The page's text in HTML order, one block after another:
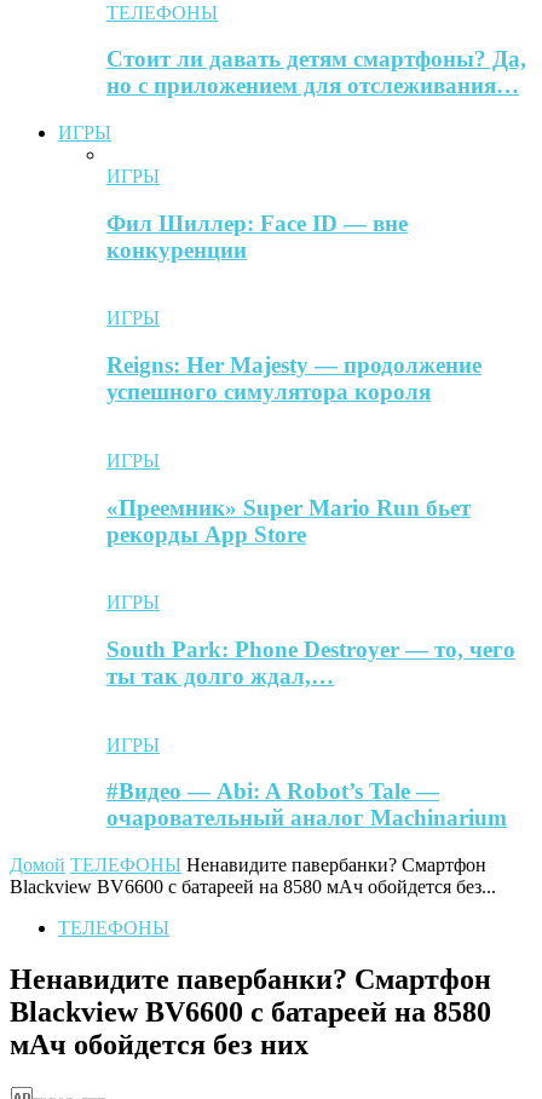
ТЕЛЕФОНЫ
Стоит ли давать детям смартфоны? Да,
но с приложением для отслеживания…
ИГРЫ
ИГРЫ
Фил Шиллер: Face ID — вне
конкуренции
ИГРЫ
Reigns: Her Majesty — продолжение
успешного симулятора короля
ИГРЫ
«Преемник» Super Mario Run бьет
рекорды App Store
ИГРЫ
South Park: Phone Destroyer — то, чего
ты так долго ждал,…
ИГРЫ
#Видео — Abi: A Robot’s Tale —
очаровательный аналог Machinarium
Домой ТЕЛЕФОНЫ Ненавидите павербанки? Смартфон
Blackview BV6600 с батареей на 8580 мАч обойдется без...
ТЕЛЕФОНЫ
Ненавидите павербанки? Смартфон
Blackview BV6600 с батареей на 8580
мАч обойдется без них